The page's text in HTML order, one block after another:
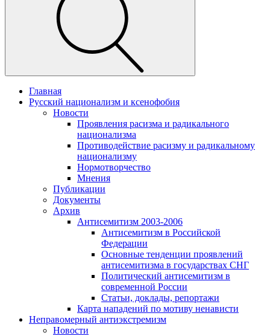
Главная
Русский национализм и ксенофобия
Новости
Проявления расизма и радикального
национализма
Противодействие расизму и радикальному
национализму
Нормотворчество
Мнения
Публикации
Документы
Архив
Антисемитизм 2003-2006
Антисемитизм в Российской
Федерации
Основные тенденции проявлений
антисемитизма в государствах СНГ
Политический антисемитизм в
современной России
Статьи, доклады, репортажи
Карта нападений по мотиву ненависти
Неправомерный антиэкстремизм
Новости